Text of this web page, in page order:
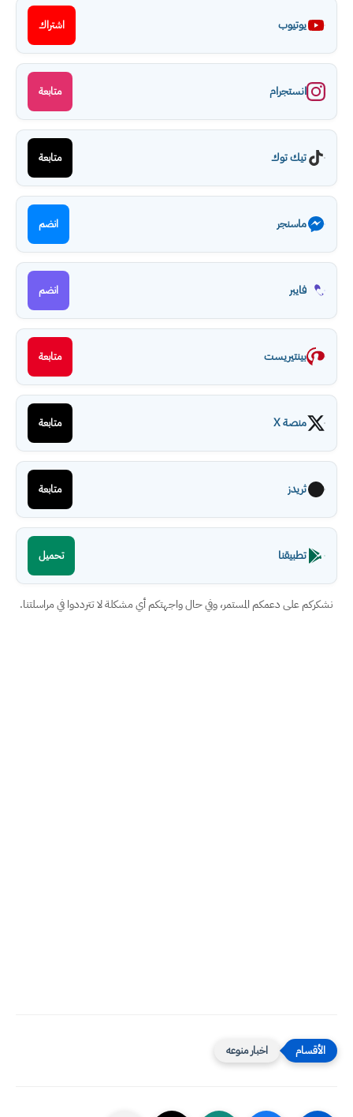
يوتيوب اشتراك
انستجرام متابعة
تيك توك متابعة
ماسنجر انضم
فايبر انضم
بينتيريست متابعة
منصة X متابعة
ثريدز متابعة
تطبيقنا تحميل
نشكركم على دعمكم المستمر، وفي حال واجهتكم أي مشكلة لا تترددوا في مراسلتنا.
اخبار منوعه